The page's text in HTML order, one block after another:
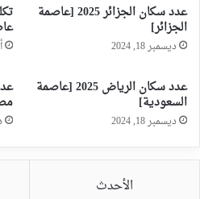
عدد سكان الجزائر 2025 [عاصمة
الجزائر]
ديسمبر 18, 2024
عدد سكان الرياض 2025 [عاصمة
السعودية]
ديسمبر 18, 2024
الأحدث